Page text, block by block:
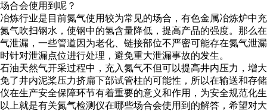
场合会使用到呢？
冶炼行业是目前氮气使用较为常见的场合， 有色金属冶炼炉中
氮气吹扫钢水，使钢中的氢含量降低，提高产品的强度。那么
气泄漏，一些管道因为老化、链接部位不严密可能存在氮气泄
时针对泄漏点位进行处理，避免重大泄漏事故的发生。
石油天然气开采过程中，充入氮气不但可以提高井内压力，增
免了井内泥桨压力挤扁下部试管柱的可能性，所以在输送和存
仪在生产安全保障环节有着重要的意义和作用，为安全规范化
以上就是有关氮气检测仪在哪些场合会使用到的解答，希望对